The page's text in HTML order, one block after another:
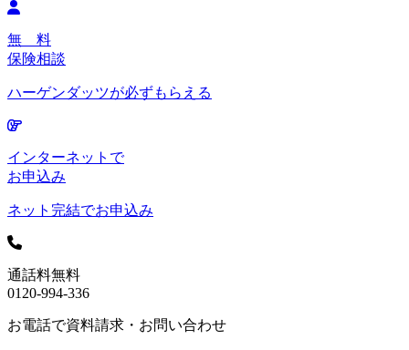
無 料
保険相談
ハーゲンダッツが必ずもらえる
インターネットで
お申込み
ネット完結でお申込み
通話料無料
0120-994-336
お電話で資料請求・お問い合わせ